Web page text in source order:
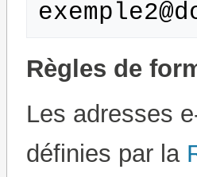
Règles de
Les adresses
définies par la